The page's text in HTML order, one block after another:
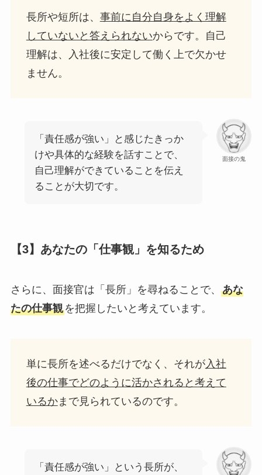
長所や短所は、 事前に自分自身をよく理解
していないと答えられないからです。自己
理解は、入社後に安定して働く上で欠かせ
ません。
面接の鬼
「責任感が強い」と感じたきっか
けや具体的な経験を話すことで、
自己理解ができていることを伝え
ることが大切です。
【3】あなたの「仕事観」を知るため
さらに、面接官は「長所」を尋ねることで、 あな
たの仕事観を把握したいと考えています。
単に長所を述べるだけでなく、それが入社
後の仕事でどのように活かされると考えて
いるかまで見られているのです。
「責任感が強い」という長所が、